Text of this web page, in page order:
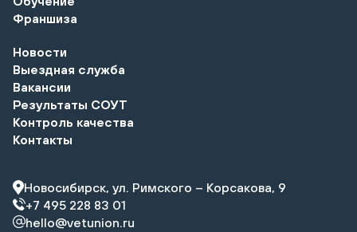
Франшиза
Новости
Выездная служба
Вакансии
Результаты СОУТ
Контроль качества
Контакты
Новосибирск, ул. Римского – Корсакова, 9
+7 495 228 83 01
hello@vetunion.ru